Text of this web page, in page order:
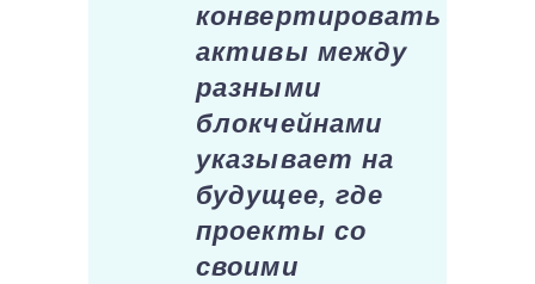
конвертировать
активы между
разными
блокчейнами
указывает на
будущее, где
проекты со
своими